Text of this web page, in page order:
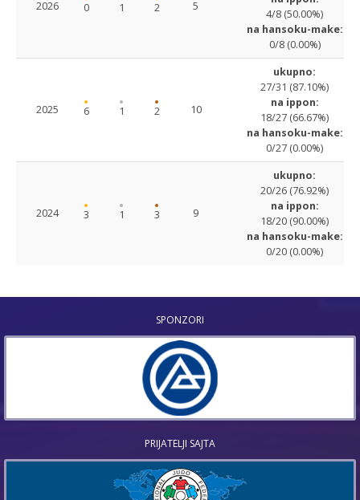
2026 0 1 2 5
4/8 (50.00%)
na hansoku-make:
0/8 (0.00%)
2025 6 1 2 10
ukupno:
27/31 (87.10%)
na ippon:
18/27 (66.67%)
na hansoku-make:
0/27 (0.00%)
2024 3 1 3 9
ukupno:
20/26 (76.92%)
na ippon:
18/20 (90.00%)
na hansoku-make:
0/20 (0.00%)
SPONZORI
PRIJATELJI SAJTA